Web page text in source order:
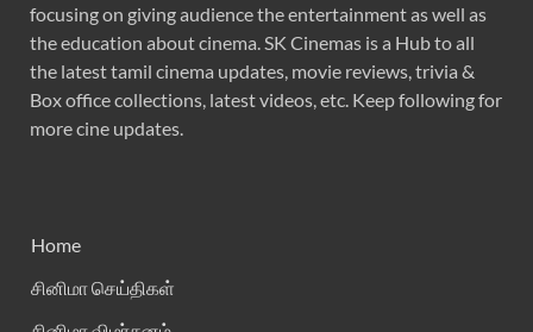
focusing on giving audience the entertainment as well as
the education about cinema. SK Cinemas is a Hub to all
the latest tamil cinema updates, movie reviews, trivia &
Box office collections, latest videos, etc. Keep following for
more cine updates.
Home
சினிமா செய்திகள்